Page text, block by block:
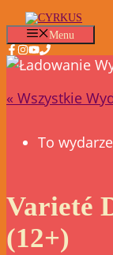
Przejdź
treści
Menu
« Wszystkie
To
Varieté
(12+)